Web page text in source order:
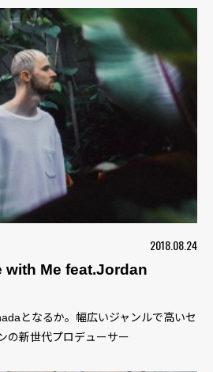
2018.08.24
with Me feat.Jordan
となるか。幅広いジャンルで高いセ
の新世代プロデューサー